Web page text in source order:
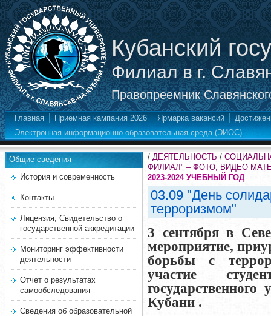
Кубанский
Филиал в г.
Правопреемник
Главная Приемная кампания 2026 Ярмарка вакансий
Электронная информационно-образовательная среда (ЭИОС)
Общие сведения
История и современность
Контакты
Лицензия, Свидетельство о
государственной аккредитации
Мониторинг эффективности
деятельности
Отчет о результатах
самообследования
Сведения об образовательной
/ ДЕЯТЕЛЬНОСТЬ /
ФИЛИАЛ" – ФОТО, ВИДЕО
2023-2024 УЧЕБНЫЙ ГОД
03.09 "День
терроризмом"
3 сентября в
мероприятие,
борьбы с
участие
Кубани .